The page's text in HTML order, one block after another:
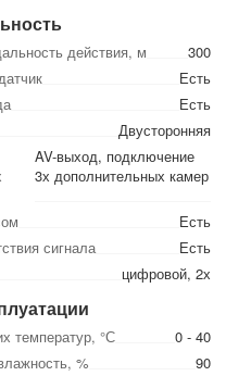
действия, м
300
Есть
Есть
Двусторонняя
AV-выход, подключение
3х дополнительных камер
Есть
сигнала
Есть
цифровой, 2х
температур, °С
0 - 40
%
90